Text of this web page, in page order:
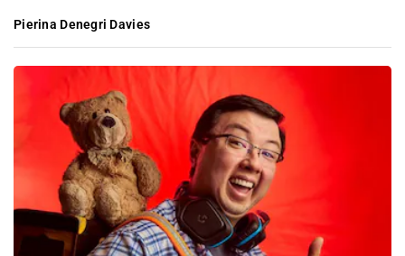
Pierina Denegri Davies